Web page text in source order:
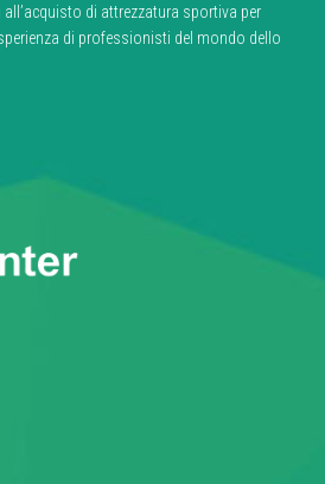
di attrezzatura sportiva per
di professionisti del mondo dello